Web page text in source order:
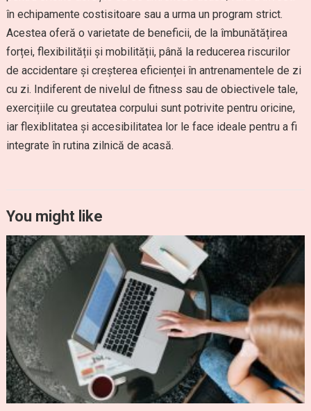
în echipamente costisitoare sau a urma un program strict.
Acestea oferă o varietate de beneficii, de la îmbunătățirea
forței, flexibilității și mobilității, până la reducerea riscurilor
de accidentare și creșterea eficienței în antrenamentele de zi
cu zi. Indiferent de nivelul de fitness sau de obiectivele tale,
exercițiile cu greutatea corpului sunt potrivite pentru oricine,
iar flexiblitatea și accesibilitatea lor le face ideale pentru a fi
integrate în rutina zilnică de acasă.
You might like